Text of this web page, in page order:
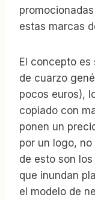
estas marcas
El concepto es
de cuarzo
pocos euros),
copiado con
ponen un
por un logo,
de esto son
que inundan
el modelo de